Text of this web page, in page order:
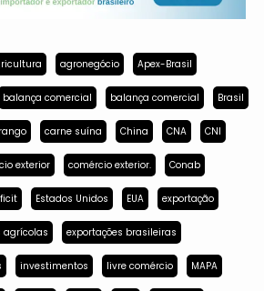
agronegócio Apex-Brasil
balança comercial balança comercial Brasil
carne suína China CNA CNI
exterior comércio exterior. Conab
Estados Unidos EUA exportação
agrícolas exportações brasileiras
investimentos livre comércio MAPA